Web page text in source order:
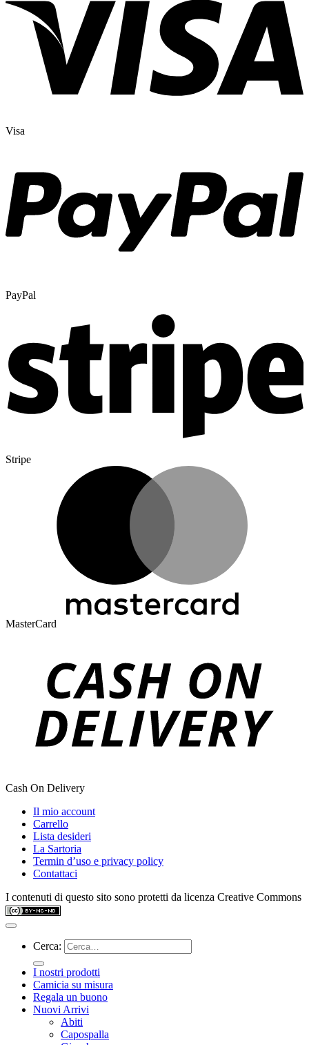
Visa
PayPal
Stripe
MasterCard
Cash On Delivery
Il mio account
Carrello
Lista desideri
La Sartoria
Termin d’uso e privacy policy
Contattaci
I contenuti di questo sito sono protetti da licenza Creative Commons
Cerca:
I nostri prodotti
Camicia su misura
Regala un buono
Nuovi Arrivi
Abiti
Capospalla